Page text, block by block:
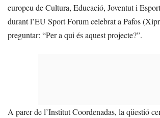
europeu de Cultura, Educació, Joventut i
durant l’EU Sport Forum celebrat a Pafos
preguntar: “Per a qui és aquest projecte?”.
A parer de l’Institut Coordenadas, la qüestió